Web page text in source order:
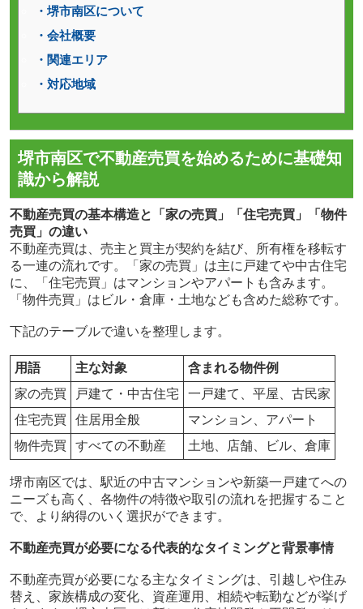
・堺市南区について
・会社概要
・関連エリア
・対応地域
堺市南区で不動産売買を始めるために基礎知
識から解説
不動産売買の基本構造と「家の売買」「住宅売買」「物件
売買」の違い
不動産売買は、売主と買主が契約を結び、所有権を移転す
る一連の流れです。「家の売買」は主に戸建てや中古住宅
に、「住宅売買」はマンションやアパートも含みます。
「物件売買」はビル・倉庫・土地なども含めた総称です。
下記のテーブルで違いを整理します。
用語 主な対象
含まれる物件例
家の売買
戸建て・中古住宅
一戸建て、平屋、古民家
住宅売買
住居用全般
マンション、アパート
物件売買
すべての不動産 土地、店舗、ビル、倉庫
堺市南区では、駅近の中古マンションや新築一戸建てへの
ニーズも高く、各物件の特徴や取引の流れを把握すること
で、より納得のいく選択ができます。
不動産売買が必要になる代表的なタイミングと背景事情
不動産売買が必要になる主なタイミングは、引越しや住み
替え、家族構成の変化、資産運用、相続や転勤などが挙げ